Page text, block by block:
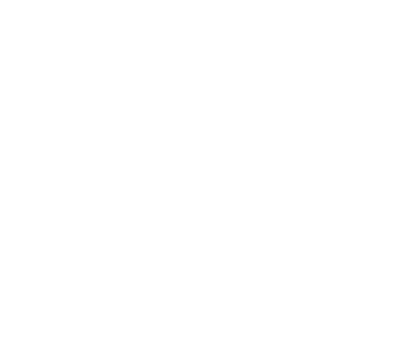
rare qu’un homme développe des
simple amitié sexuelle. Amusez-vous si vous
une autre tournure dans votre cœur, partez !
ne l'infantilisez surtout pas. Prenez le temps
des attentes particulières, soyez claire et